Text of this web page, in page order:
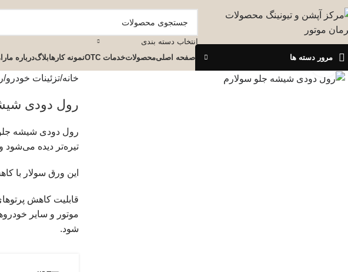
انتخاب دسته بندی
مرور دسته ها صفحه اصلیمحصولاتخدمات OTC نمونه کارهابلاگدرباره ما
برای بزرگنمایی کلیک کنید
خانه تزئینات خودرو
رول دودی
رول دودی شیشه
تیره‌تر دیده می‌شود
این ورق سولار با
قابلیت کاهش
موتور و سایر
شود.